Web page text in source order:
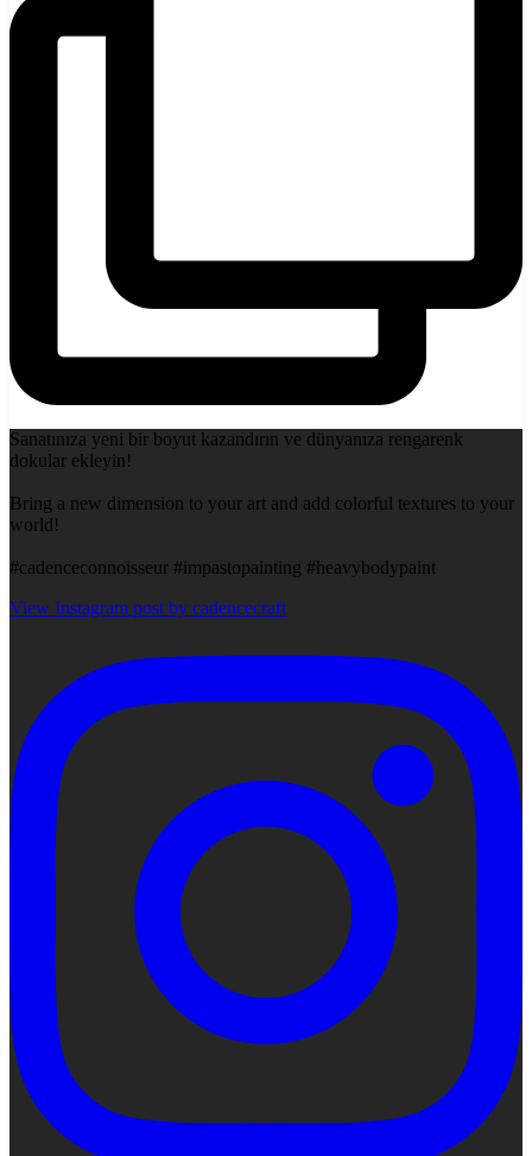
Sanatınıza yeni bir boyut kazandırın ve dünyanıza rengarenk
dokular ekleyin!
Bring a new dimension to your art and add colorful textures to your
world!
#cadenceconnoisseur #impastopainting #heavybodypaint
View Instagram post by cadencecraft